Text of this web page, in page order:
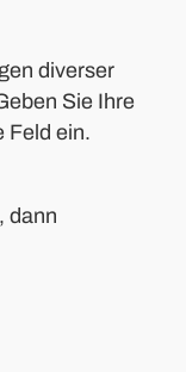
diverser
Sie Ihre
Feld ein.
dann